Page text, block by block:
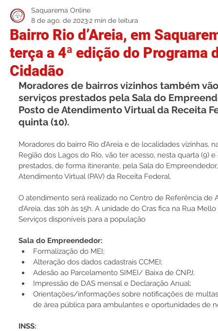
Bairro Rio d’Areia, em
terça a 4ª edição do Programa
Cidadão
Saquarema Online
8 de ago. de 2023 2 min de leitura
Moradores de bairros vizinhos também
serviços prestados pela Sala do
Posto de Atendimento Virtual da Receita
quinta (10).
Moradores do bairro Rio d’Areia e de localidades vizinhas,
Região dos Lagos do Rio, vão ter acesso, nesta quarta (9)
prestados, de forma itinerante, pela Sala do
Atendimento Virtual (PAV) da Receita Federal.
O atendimento será realizado no Centro de Referência de
d’Areia, das 10h às 15h. A unidade do Cras fica na Rua
Serviços disponíveis para a população
Sala do Empreendedor:
Formalização do MEI;
Alteração dos dados cadastrais CCMEI;
Adesão ao Parcelamento SIMEI/ Baixa de CNPJ;
Impressão de DAS mensal e Declaração Anual;
Orientações/informações sobre notificações de
de área pública para ambulantes e oportunidades de
INSS: